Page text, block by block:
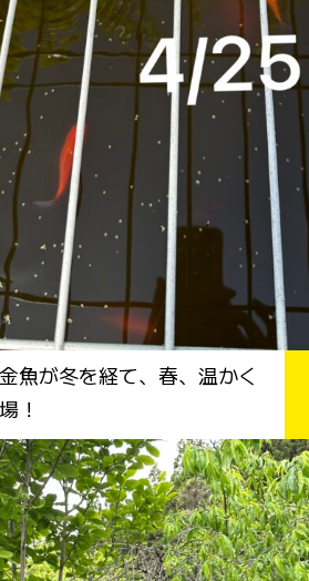
魚が冬を経て、春、温かく
！